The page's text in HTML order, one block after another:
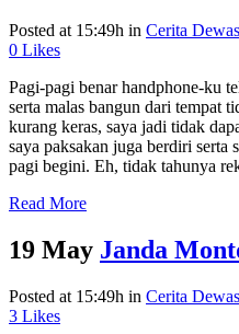
Posted at 15:49h in Cerita
0 Likes
Pagi-pagi benar handphone-ku
serta malas bangun dari tempat
kurang keras, saya jadi tidak
saya paksakan juga berdiri serta
pagi begini. Eh, tidak tahunya
Read More
19 May Janda
Posted at 15:49h in Cerita
3 Likes